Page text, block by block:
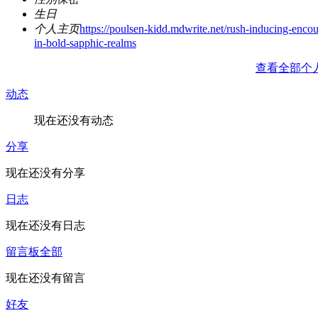
生日
个人主页https://poulsen-kidd.mdwrite.net/rush-inducing-
in-bold-sapphic-realms
查看全部个
动态
现在还没有动态
分享
现在还没有分享
日志
现在还没有日志
留言板全部
现在还没有留言
好友